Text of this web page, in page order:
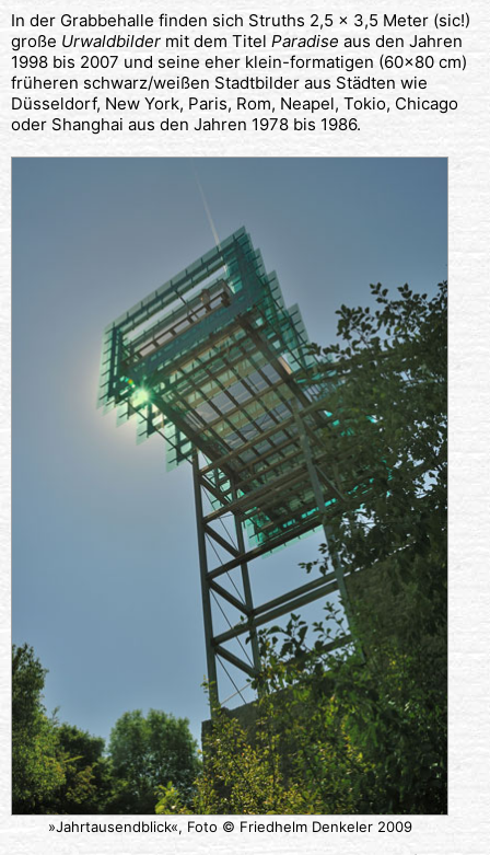
In der Grabbehalle finden sich Struths 2,5 x 3,5 Meter (sic!)
große Urwaldbilder mit dem Titel Paradise aus den Jahren
1998 bis 2007 und seine eher klein-formatigen (60×80 cm)
früheren schwarz/weißen Stadtbilder aus Städten wie
Düsseldorf, New York, Paris, Rom, Neapel, Tokio, Chicago
oder Shanghai aus den Jahren 1978 bis 1986.
»Jahrtausendblick«, Foto © Friedhelm Denkeler 2009